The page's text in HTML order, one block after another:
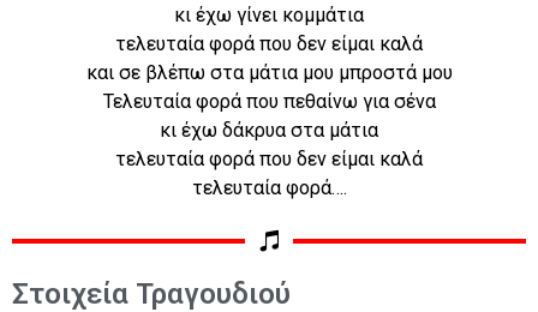
κι έχω γίνει κομμάτια
τελευταία φορά που δεν είμαι καλά
και σε βλέπω στα μάτια μου μπροστά μου
Τελευταία φορά που πεθαίνω για σένα
κι έχω δάκρυα στα μάτια
τελευταία φορά που δεν είμαι καλά
τελευταία φορά….
Στοιχεία Τραγουδιού